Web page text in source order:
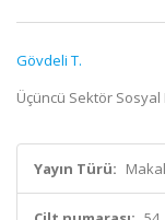
Gövdeli T.
Üçüncü Sektör Sosyal
Yayın Türü: